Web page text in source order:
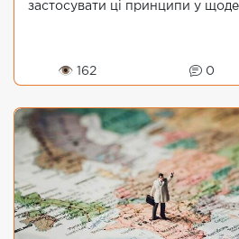
застосувати ці принципи у
👁 162 0